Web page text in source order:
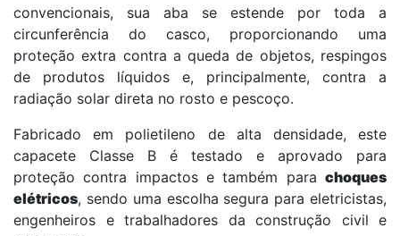
convencionais, sua aba se estende por toda a
circunferência do casco, proporcionando uma
proteção extra contra a queda de objetos, respingos
de produtos líquidos e, principalmente, contra a
radiação solar direta no rosto e pescoço.
Fabricado em polietileno de alta densidade, este
capacete Classe B é testado e aprovado para
proteção contra impactos e também para choques
elétricos, sendo uma escolha segura para eletricistas,
engenheiros e trabalhadores da construção civil e